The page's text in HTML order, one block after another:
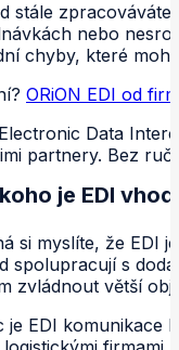
stále
nebo
chyby, které
ORiON EDI od
Data
partnery. Bez
je EDI
si myslíte, že EDI
spolupracují s
zvládnout větší
je EDI komunikace